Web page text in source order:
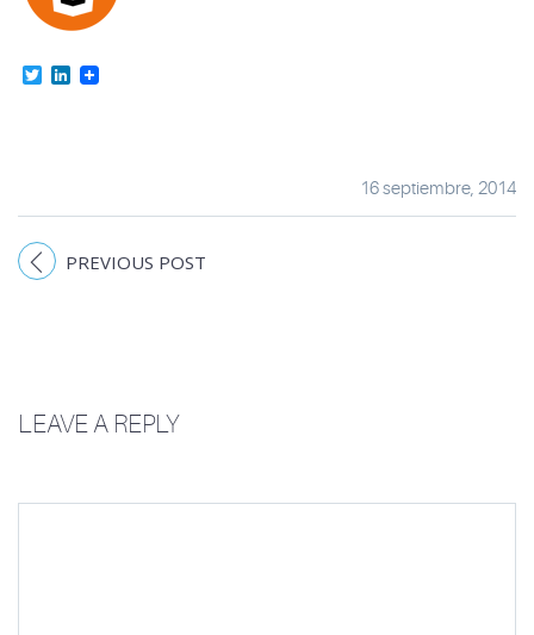
TwitterLinkedIn
16 septiembre, 2014
PREVIOUS POST
LEAVE A REPLY